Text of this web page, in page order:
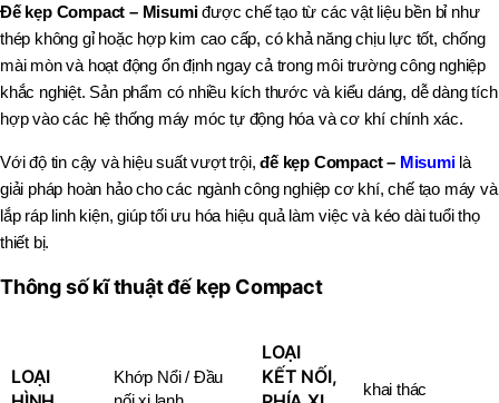
Đế kẹp Compact – Misumiđược chế tạo từ các vật liệu bền bỉ như
thép không gỉ hoặc hợp kim cao cấp, có khả năng chịu lực tốt, chống
mài mòn và hoạt động ổn định ngay cả trong môi trường công nghiệp
khắc nghiệt. Sản phẩm có nhiều kích thước và kiểu dáng, dễ dàng tích
hợp vào các hệ thống máy móc tự động hóa và cơ khí chính xác.
Với độ tin cậy và hiệu suất vượt trội,đế kẹp Compact – Misumilà
giải pháp hoàn hảo cho các ngành công nghiệp cơ khí, chế tạo máy và
lắp ráp linh kiện, giúp tối ưu hóa hiệu quả làm việc và kéo dài tuổi thọ
thiết bị.
Thông số kĩ thuật đế kẹp Compact
LOẠI
Khớp Nổi / Đầu
LOẠI
KẾT NỐI,
khai thác